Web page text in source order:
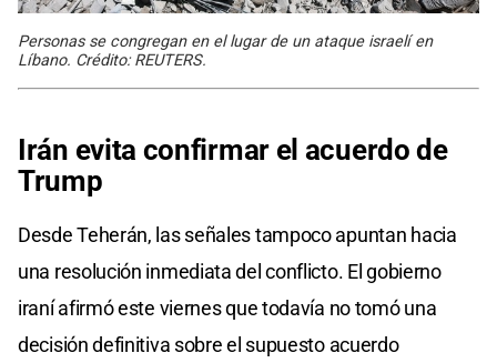
Personas se congregan en el lugar de un ataque israelí en
Líbano. Crédito: REUTERS.
Irán evita confirmar el acuerdo de
Trump
Desde Teherán, las señales tampoco apuntan hacia
una resolución inmediata del conflicto. El gobierno
iraní afirmó este viernes que todavía no tomó una
decisión definitiva sobre el supuesto acuerdo